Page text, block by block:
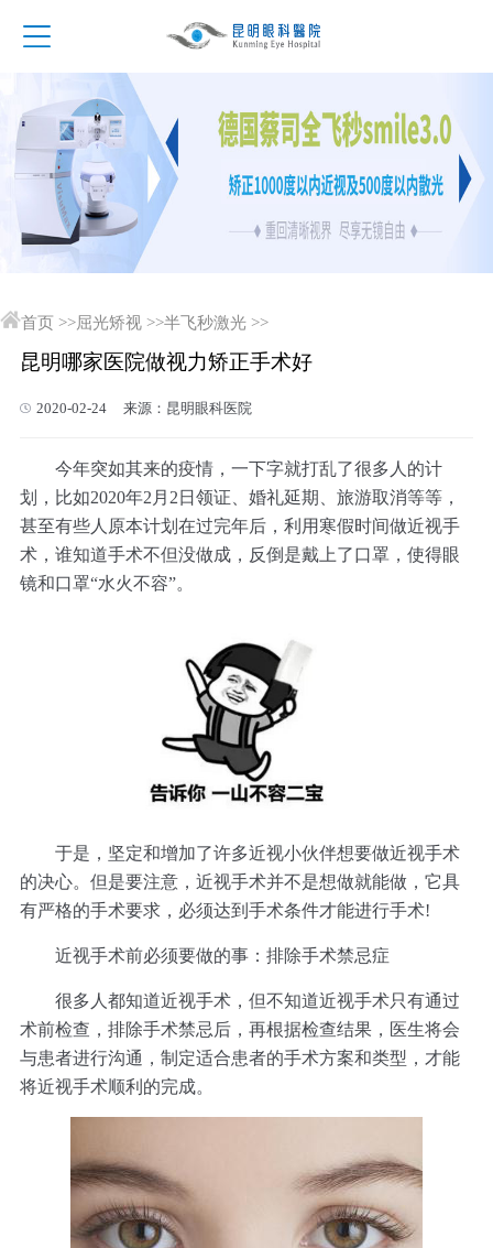
首页 >>屈光矫视 >>半飞秒激光 >>
昆明哪家医院做视力矫正手术好
2020-02-24 来源：昆明眼科医院
今年突如其来的疫情，一下字就打乱了很多人的计
划，比如2020年2月2日领证、婚礼延期、旅游取消等等，
甚至有些人原本计划在过完年后，利用寒假时间做近视手
术，谁知道手术不但没做成，反倒是戴上了口罩，使得眼
镜和口罩“水火不容”。
于是，坚定和增加了许多近视小伙伴想要做近视手术
的决心。但是要注意，近视手术并不是想做就能做，它具
有严格的手术要求，必须达到手术条件才能进行手术!
近视手术前必须要做的事：排除手术禁忌症
很多人都知道近视手术，但不知道近视手术只有通过
术前检查，排除手术禁忌后，再根据检查结果，医生将会
与患者进行沟通，制定适合患者的手术方案和类型，才能
将近视手术顺利的完成。